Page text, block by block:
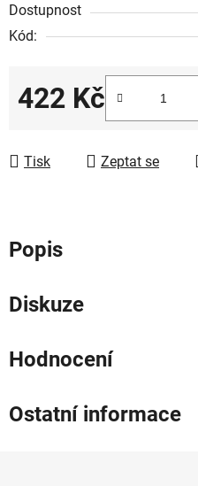
Dostupnost
Kód:
422 Kč
Tisk Zeptat se
Popis
Diskuze
Hodnocení
Ostatní informace